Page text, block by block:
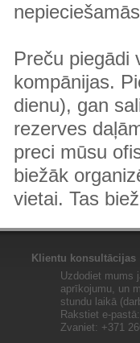
Preču piegādi
kompānijas.
dienu), gan
rezerves
preci mūsu
biežāk
vietai. Tas
Klientu konsultācijas
Uzdodiet mums
aprīkojumu, un
stundu laikā
Rakstiet e-pastā:
Zvaniet: +371